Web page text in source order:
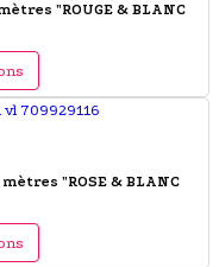
"ROUGE & BLANC
"ROSE & BLANC